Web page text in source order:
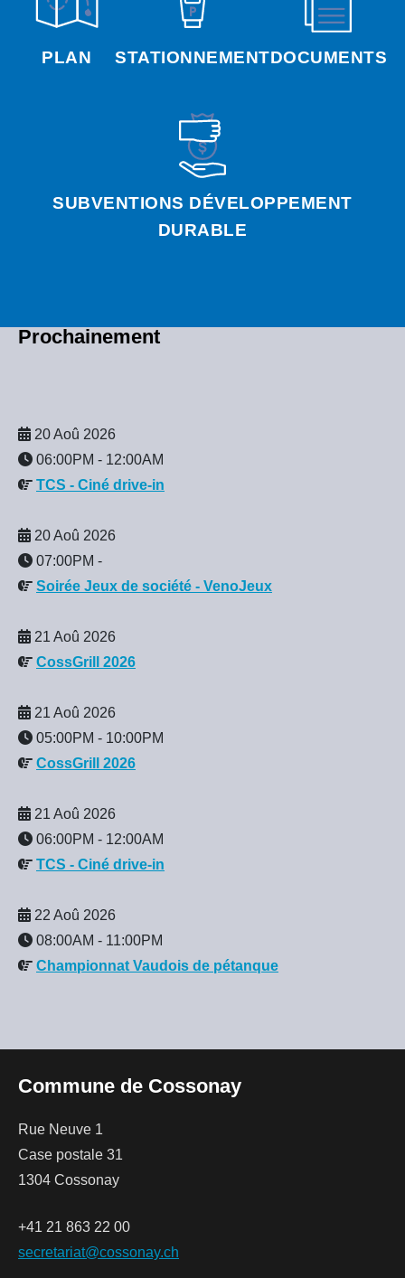
PLAN STATIONNEMENTDOCUMENTS
SUBVENTIONS DÉVELOPPEMENT
DURABLE
Prochainement
20 Aoû 2026
06:00PM - 12:00AM
TCS - Ciné drive-in
20 Aoû 2026
07:00PM -
Soirée Jeux de société - VenoJeux
21 Aoû 2026
CossGrill 2026
21 Aoû 2026
05:00PM - 10:00PM
CossGrill 2026
21 Aoû 2026
06:00PM - 12:00AM
TCS - Ciné drive-in
22 Aoû 2026
08:00AM - 11:00PM
Championnat Vaudois de pétanque
Commune de Cossonay
Rue Neuve 1
Case postale 31
1304 Cossonay
+41 21 863 22 00
secretariat@cossonay.ch